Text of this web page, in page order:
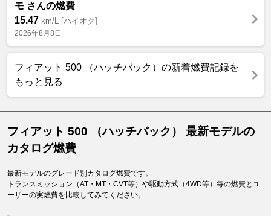
モ さんの燃費
15.47 km/L [ハイオク]
2026年8月8日
フィアット 500 （ハッチバック）の新着燃費記録を
もっと見る
フィアット 500 （ハッチバック） 最新モデルの
カタログ燃費
最新モデルのグレード別カタログ燃費です。
トランスミッション（AT・MT・CVT等）や駆動方式（4WD等）毎の燃費とユ
ーザーの実燃費を比較してみてください。